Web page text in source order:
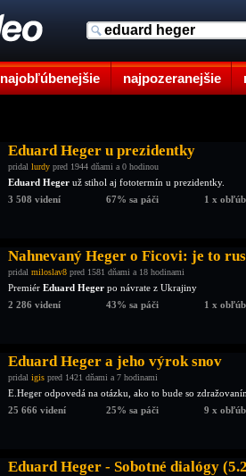
najobľúbenejšie najpozeranejšie
Eduard Heger u prezidentky
pridal lurdy pred 1944 dňami a 0 hodinou
Eduard Heger už stihol aj fototermín u prezidentky.
3 508 videní
67% sa páči 1 x
Nahnevaný Heger o Ficovi: je to
pridal miloslav8 pred 1581 dňami a 18 hodinami
Premiér Eduard Heger po návrate z Ukrajiny
2 286 videní
43% sa páči 1 x
Eduard Heger a jeho výrok snov
pridal igis pred 1421 dňami a 7 hodinami
E.Heger odpovedá na otázku, ako to bude so
25 666 videní
25% sa páči 9 x
Eduard Heger - Sobotné dialógy